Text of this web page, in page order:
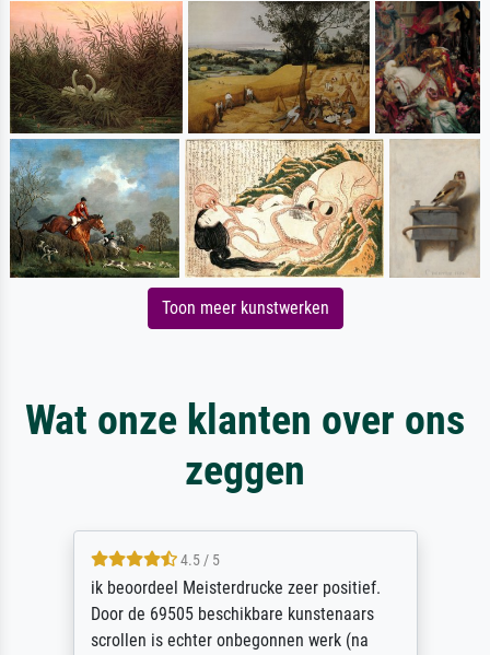
Toon meer kunstwerken
Wat onze klanten over ons
zeggen
4.5 / 5
ik beoordeel Meisterdrucke zeer positief.
Door de 69505 beschikbare kunstenaars
scrollen is echter onbegonnen werk (na